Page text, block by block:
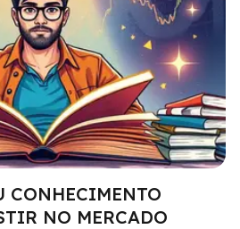
CONHECIMENTO
NO MERCADO